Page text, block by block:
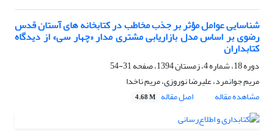
شناسایی عوامل مؤثر بر جذب مخاطب در کتابخانه های آستان قدس
رضوی بر اساس مدل بازاریابی مشتری مدار «چهار سی» از دیدگاه
کتابداران
دوره 18، شماره 4، زمستان 1394، صفحه
31-54
مریم جوانمرد، علیرضا نوروزی، مریم ناخدا
مشاهده مقاله
اصل مقاله 4.68 M